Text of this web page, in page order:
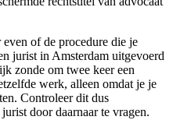
of de procedure die je
jurist in Amsterdam uitgevoerd
zonde om twee keer een
werk, alleen omdat je je
Controleer dit dus
door daarnaar te vragen.